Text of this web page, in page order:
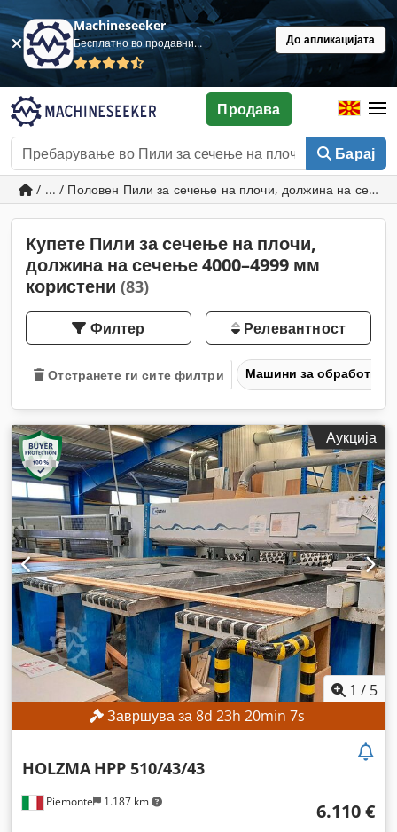
Machineseeker
Бесплатно во продавница До апликацијата
Барај
Продава
/ ... / Половен Пили за сечење на плочи, должина на
Купете Пили за сечење на плочи,
должина на сечење 4000–4999 мм
користени (83)
Филтер Релевантност
Отстранете ги сите филтри Машини за обработка
Аукција
1 / 5
Завршува за8d 23h 20min 5s
Piemonte 1.187 km
HOLZMA HPP 510/43/43
6.110 €